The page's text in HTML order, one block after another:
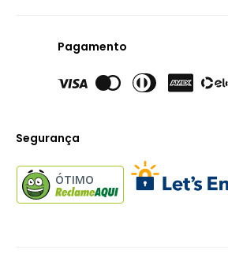
Pagamento
Segurança
ÓTIMO